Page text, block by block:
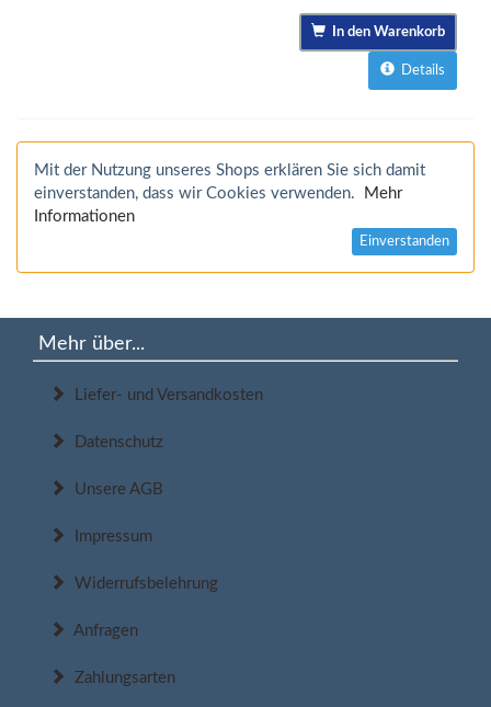
In den Warenkorb
Details
Mit der Nutzung unseres Shops erklären Sie sich damit
einverstanden, dass wir Cookies verwenden.
Mehr
Informationen
Einverstanden
Mehr über...
Liefer- und Versandkosten
Datenschutz
Unsere AGB
Impressum
Widerrufsbelehrung
Anfragen
Zahlungsarten